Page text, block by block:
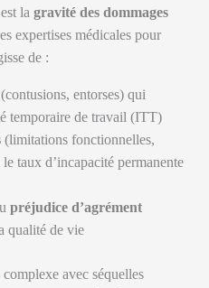
la gravité des dommages
expertises médicales pour
de :
(contusions, entorses) qui
temporaire de travail (ITT)
(limitations fonctionnelles,
taux d’incapacité permanente
préjudice d’agrément
qualité de vie
avec séquelles